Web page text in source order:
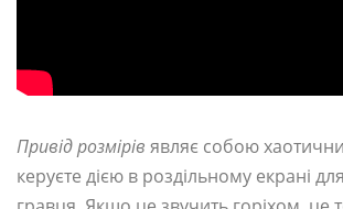
Привід розмірів являє собою
керуєте дією в роздільному екрані